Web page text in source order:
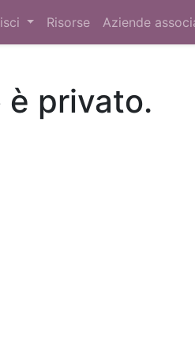
Risorse Aziende
privato.